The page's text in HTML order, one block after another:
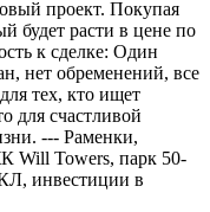
проект. Покупая
будет расти в цене по
к сделке: Один
нет обременений, все
тех, кто ищет
для счастливой
--- Раменки,
Will Towers, парк 50-
инвестиции в